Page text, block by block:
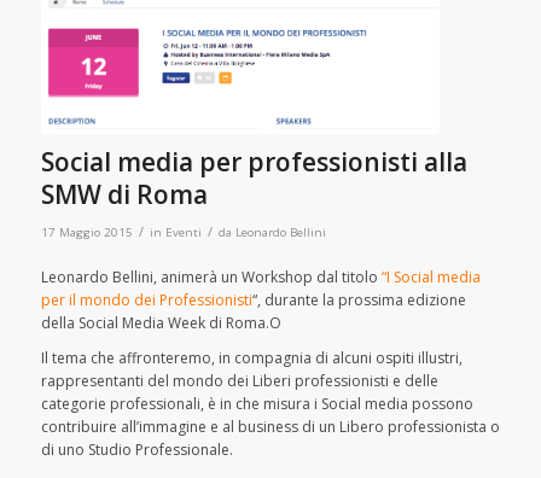
Social media per professionisti alla
SMW di Roma
17 Maggio 2015 / in Eventi / da Leonardo Bellini
Leonardo Bellini, animerà un Workshop dal titolo “I Social media
per il mondo dei Professionisti“, durante la prossima edizione
della Social Media Week di Roma.O
Il tema che affronteremo, in compagnia di alcuni ospiti illustri,
rappresentanti del mondo dei Liberi professionisti e delle
categorie professionali, è in che misura i Social media possono
contribuire all’immagine e al business di un Libero professionista o
di uno Studio Professionale.